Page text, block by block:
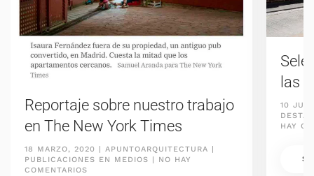
Reportaje sobre nuestro trabajo
en The New York Times
18 MARZO, 2020 APUNTOARQUITECTURA
PUBLICACIONES EN MEDIOS
NO HAY
COMENTARIOS
las
10
HAY